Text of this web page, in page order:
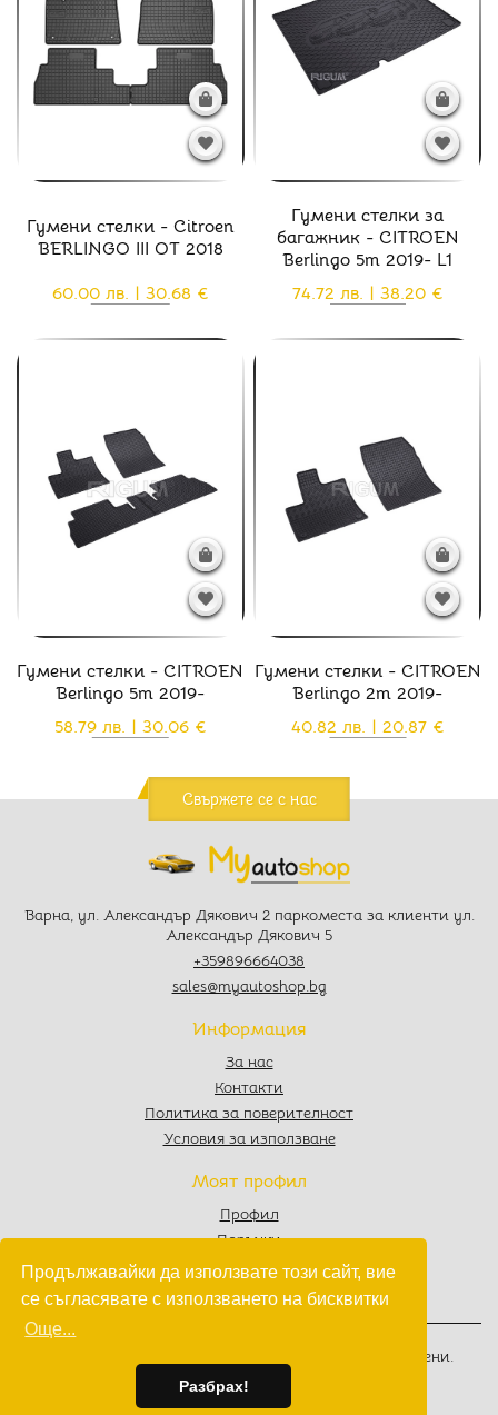
Продължавайки да използвате този сайт, вие
се съгласявате с използването на бисквитки
Още...
Разбрах!
Гумени стелки - Citroen
BERLINGO III ОТ 2018
60.00 лв. | 30.68 €
Гумени стелки за
багажник - CITROEN
Berlingo 5m 2019- L1
74.72 лв. | 38.20 €
Гумени стелки - CITROEN
Berlingo 5m 2019-
58.79 лв. | 30.06 €
Гумени стелки - CITROEN
Berlingo 2m 2019-
40.82 лв. | 20.87 €
Свържете се с нас
Варна, ул. Александър Дякович 2 паркоместа за клиенти ул.
Александър Дякович 5
+359896664038
sales@myautoshop.bg
Информация
За нас
Контакти
Политика за поверителност
Условия за използване
Моят профил
Профил
Поръчки
Любими
. Всички права запазени.